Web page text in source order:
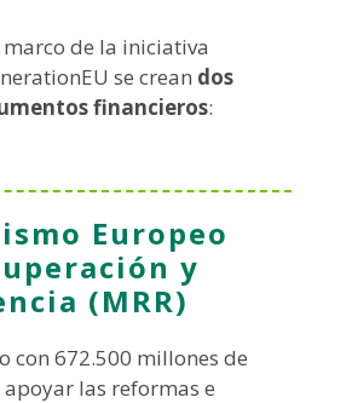
marco de la iniciativa
se crean dos
financieros:
Europeo
y
(MRR)
con 672.500 millones de
las reformas e